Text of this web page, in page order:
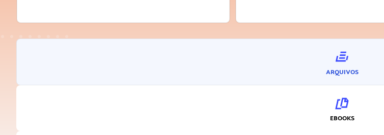
ARQUIVOS
EBOOKS